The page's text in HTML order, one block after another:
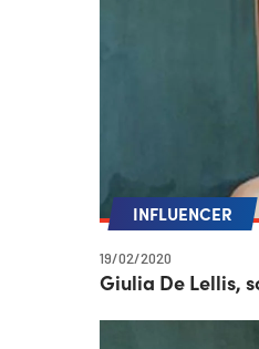
INFLUENCER
19/02/2020
Giulia De Lellis,